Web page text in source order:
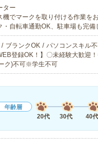
ター
機でマークを取り付ける作業を
・自転車通勤OK、駐車場も完備
ブランクOK / パソコンスキル
登録OK！】〇未経験大歓
ク)不可※学生不可
年齢層
20代
30代 40代